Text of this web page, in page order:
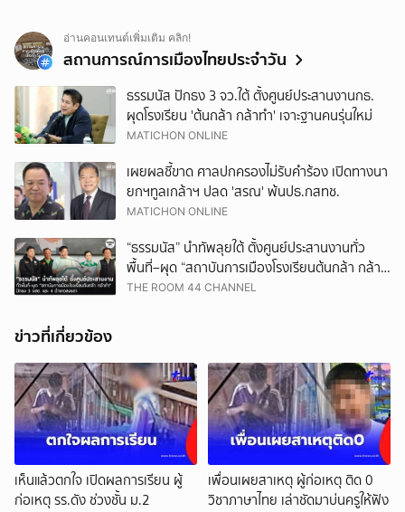
อ่านคอนเทนต์เพิ่มเติม คลิก!
สถานการณ์การเมืองไทยประจำวัน
ธรรมนัส ปักธง 3 จว.ใต้ ตั้งศูนย์ประสานงานกธ.
ผุดโรงเรียน 'ต้นกล้า กล้าทำ' เจาะฐานคนรุ่นใหม่
MATICHON ONLINE
เผยผลชี้ขาด ศาลปกครองไม่รับคำร้อง เปิดทางนา
ยกฯทูลเกล้าฯ ปลด 'สรณ' พ้นปธ.กสทช.
MATICHON ONLINE
“ธรรมนัส” นำทัพลุยใต้ ตั้งศูนย์ประสานงานทั่ว
พื้นที่–ผุด “สถาบันการเมืองโรงเรียนต้นกล้า กล้า
ทำ” ปักธง 3 จชต. และ 4 อำเภอสงขลา
THE ROOM 44 CHANNEL
ข่าวที่เกี่ยวข้อง
เห็นแล้วตกใจ เปิดผลการเรียน ผู้
ก่อเหตุ รร.ดัง ช่วงชั้น ม.2
เพื่อนเผยสาเหตุ ผู้ก่อเหตุ ติด 0
วิชาภาษาไทย เล่าชัดมาบ่นครูให้ฟัง